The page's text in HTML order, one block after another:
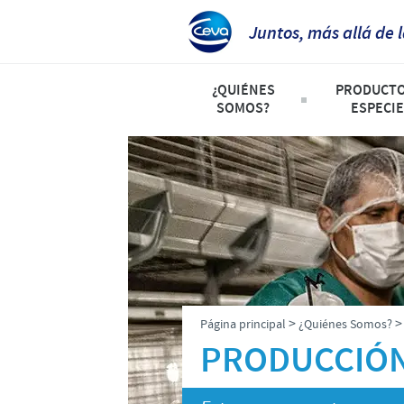
Juntos, más allá de
¿QUIÉNES
SOMOS?
Perfil de la Compañia
Ceva Perú
Producción
Investigación y Desarrollo
Nuestros Valores
Presencia Global
Listado
Avicultura
Animales
Página principal >¿Quiénes Somos?>